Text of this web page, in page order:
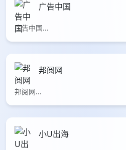
广告中国
广告中国...
邦阅网
邦阅网...
小U出海